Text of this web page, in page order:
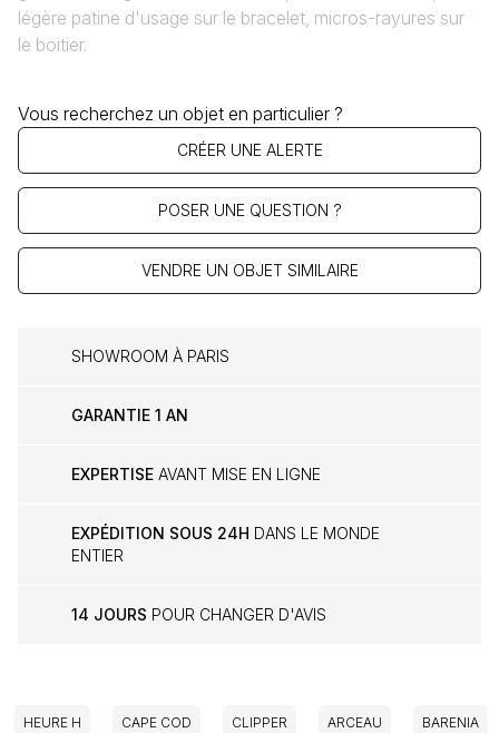
légère patine d'usage sur le bracelet, micros-rayures sur
le boitier.
Vous recherchez un objet en particulier ?
CRÉER UNE ALERTE
POSER UNE QUESTION ?
VENDRE UN OBJET SIMILAIRE
SHOWROOM À PARIS
GARANTIE 1 AN
EXPERTISE AVANT MISE EN LIGNE
EXPÉDITION SOUS 24H DANS LE MONDE
ENTIER
14 JOURS POUR CHANGER D'AVIS
HEURE H CAPE COD CLIPPER ARCEAU BARENIA